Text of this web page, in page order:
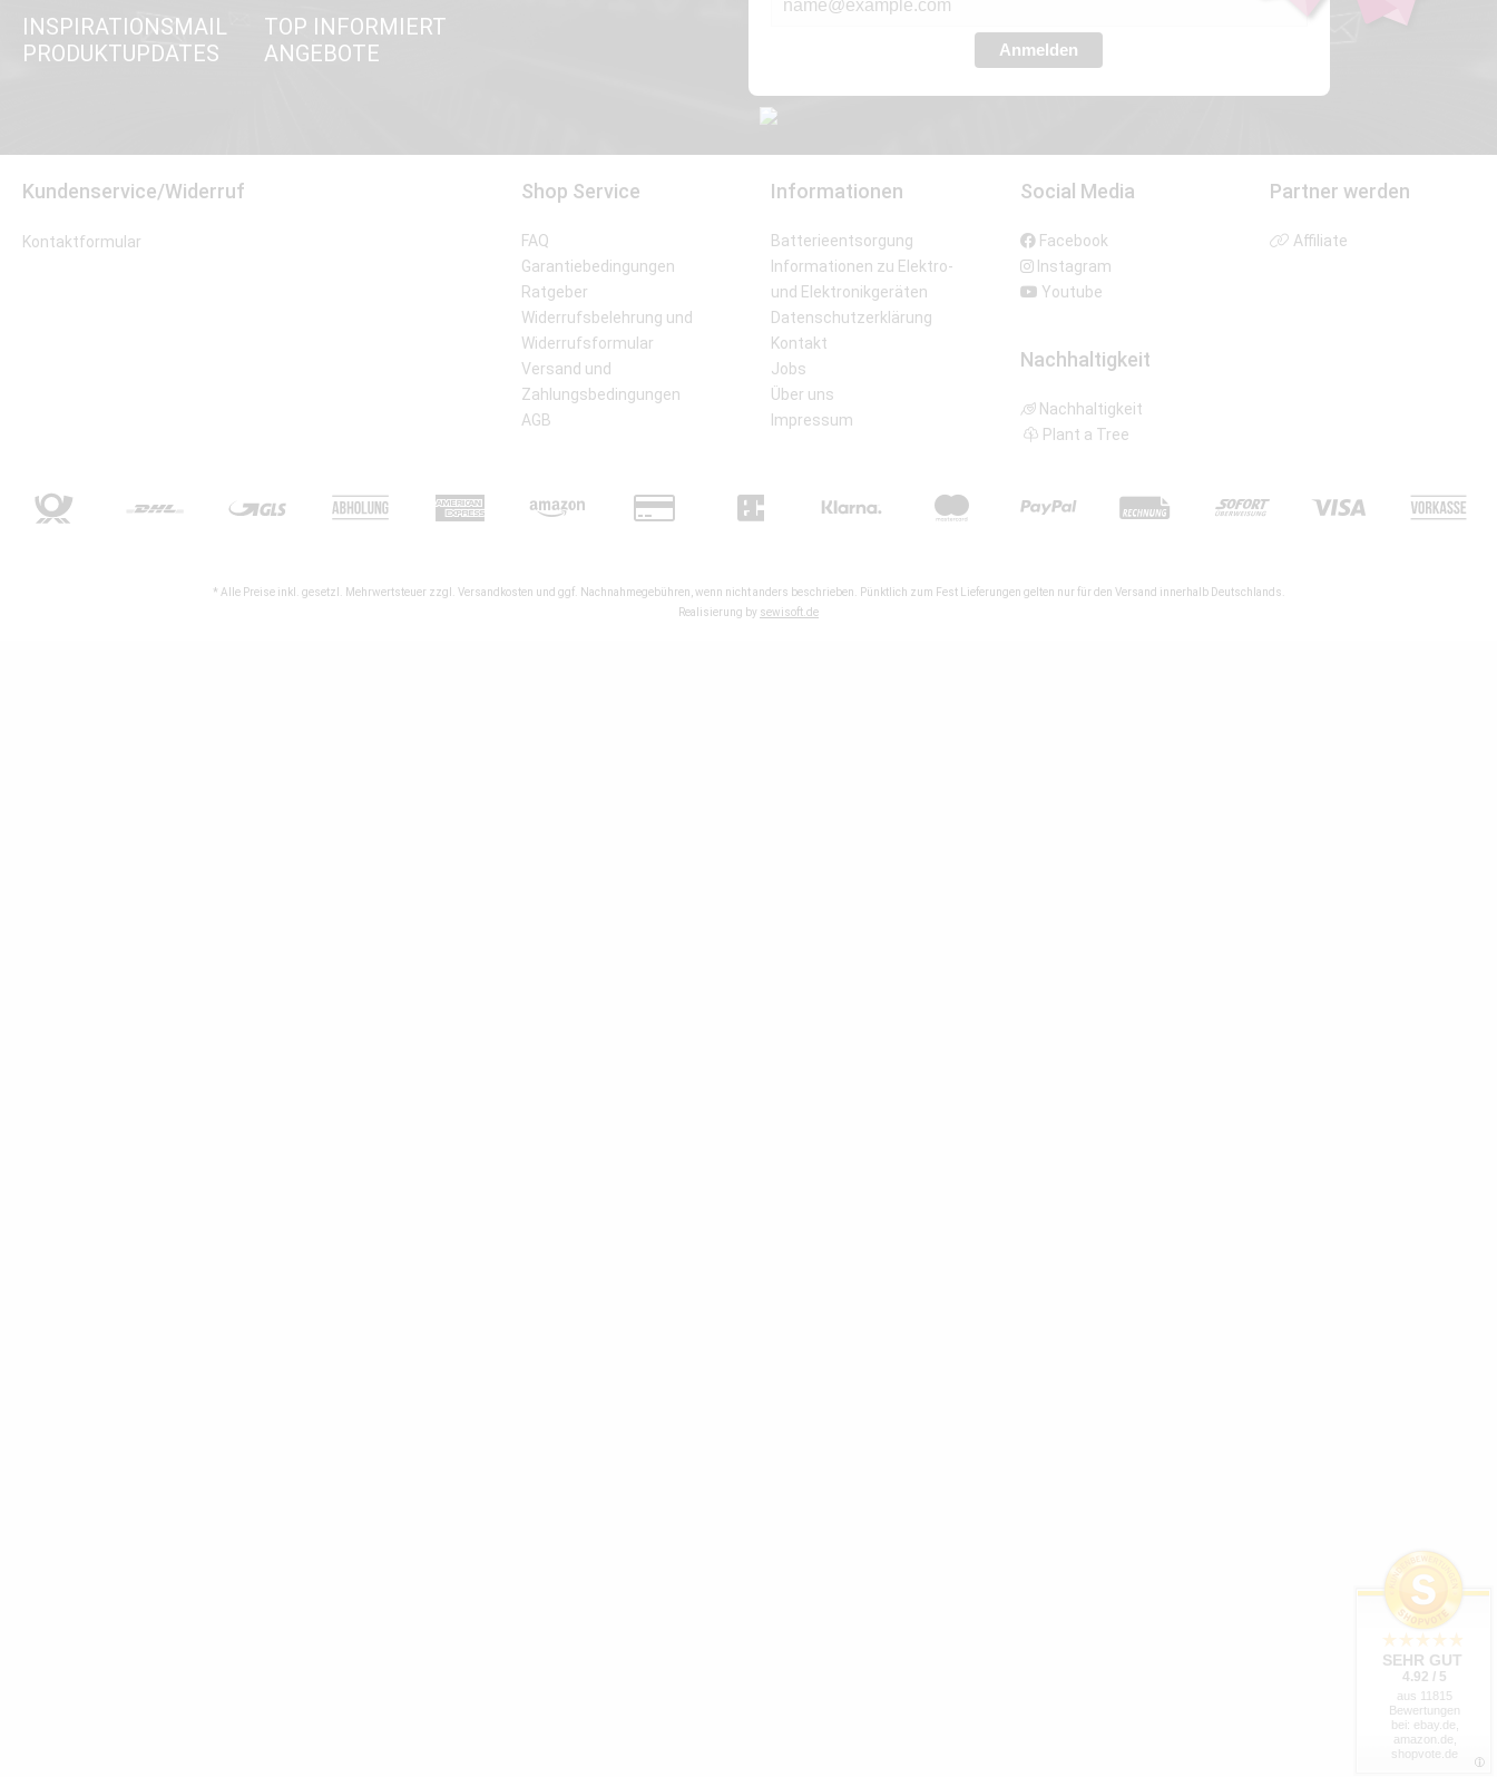
INSPIRATIONSMAIL
PRODUKTUPDATES
TOP INFORMIERT
ANGEBOTE
Anmelden
Kundenservice/Widerruf
Kontaktformular
Shop Service
FAQ
Garantiebedingungen
Ratgeber
Widerrufsbelehrung und
Widerrufsformular
Versand und
Zahlungsbedingungen
AGB
Informationen
Batterieentsorgung
Informationen zu Elektro-
und Elektronikgeräten
Datenschutzerklärung
Kontakt
Jobs
Über uns
Impressum
Social Media
Facebook
Instagram
Youtube
Nachhaltigkeit
Nachhaltigkeit
Plant a Tree
Partner werden
Affiliate
* Alle Preise inkl. gesetzl. Mehrwertsteuer zzgl. Versandkosten und ggf. Nachnahmegebühren, wenn nicht anders beschrieben. Pünktlich zum Fest Lieferungen gelten nur für den Versand innerhalb Deutschlands.
Realisierung by sewisoft.de
SEHR GUT
4.92 / 5
aus 11815
Bewertungen
bei: ebay.de,
amazon.de,
shopvote.de